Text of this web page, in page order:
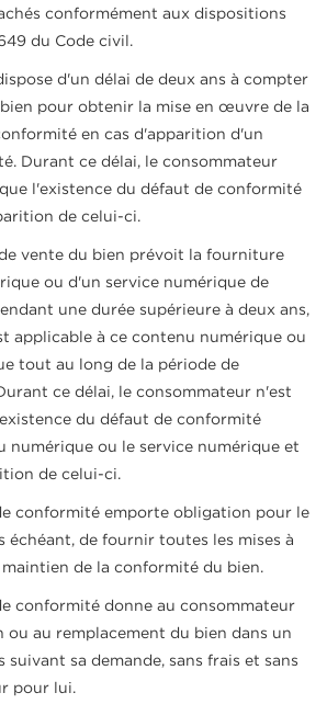
conformément aux dispositions
du Code civil.
d'un délai de deux ans à compter
pour obtenir la mise en œuvre de la
en cas d'apparition d'un
Durant ce délai, le consommateur
l'existence du défaut de conformité
de celui-ci.
vente du bien prévoit la fourniture
ou d'un service numérique de
une durée supérieure à deux ans,
applicable à ce contenu numérique ou
tout au long de la période de
ce délai, le consommateur n'est
du défaut de conformité
numérique ou le service numérique et
de celui-ci.
conformité emporte obligation pour le
échéant, de fournir toutes les mises à
maintien de la conformité du bien.
conformité donne au consommateur
ou au remplacement du bien dans un
sa demande, sans frais et sans
pour lui.